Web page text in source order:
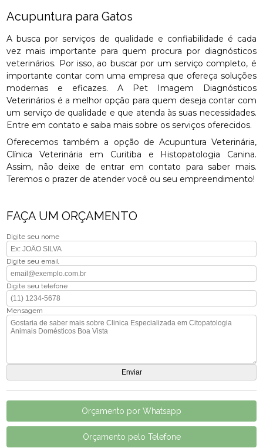
Acupuntura para Gatos
A busca por serviços de qualidade e confiabilidade é cada
vez mais importante para quem procura por diagnósticos
veterinários. Por isso, ao buscar por um serviço completo, é
importante contar com uma empresa que ofereça soluções
modernas e eficazes. A Pet Imagem Diagnósticos
Veterinários é a melhor opção para quem deseja contar com
um serviço de qualidade e que atenda às suas necessidades.
Entre em contato e saiba mais sobre os serviços oferecidos.
Oferecemos também a opção de Acupuntura Veterinária,
Clínica Veterinária em Curitiba e Histopatologia Canina.
Assim, não deixe de entrar em contato para saber mais.
Teremos o prazer de atender você ou seu empreendimento!
FAÇA UM ORÇAMENTO
Digite seu nome
Digite seu email
Digite seu telefone
Mensagem
Orçamento por Whatsapp
Orçamento pelo Telefone